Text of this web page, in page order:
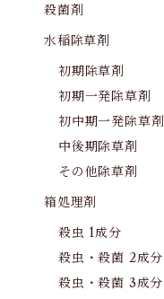
殺菌剤
水稲除草剤
初期除草剤
初期一発除草剤
初中期一発除草剤
中後期除草剤
その他除草剤
箱処理剤
殺虫 1成分
殺虫・殺菌 2成分
殺虫・殺菌 3成分